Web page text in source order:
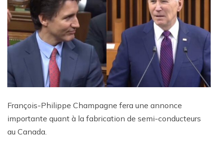
François-Philippe Champagne fera une annonce
importante quant à la fabrication de semi-conducteurs
au Canada.